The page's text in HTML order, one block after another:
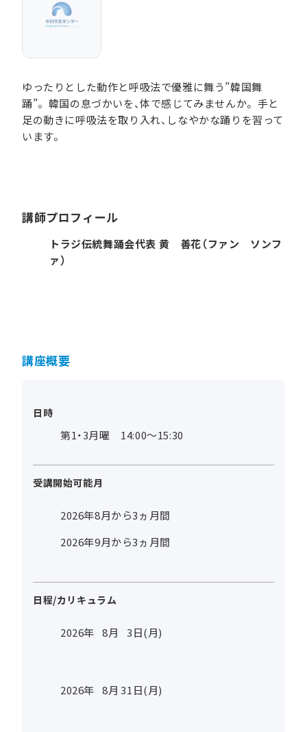
ゆったりとした動作と呼吸法で優雅に舞う”韓国舞
踊”。韓国の息づかいを、体で感じてみませんか。手と
足の動きに呼吸法を取り入れ、しなやかな踊りを習って
います。
講師プロフィール
トラジ伝統舞踊会代表 黄 善花（ファン ソンフ
ァ）
講座概要
日時
第1・3月曜 14:00～15:30
受講開始可能月
2026年8月から3ヵ月間
2026年9月から3ヵ月間
日程/カリキュラム
2026年 8月 3日(月)
2026年 8月 31日(月)